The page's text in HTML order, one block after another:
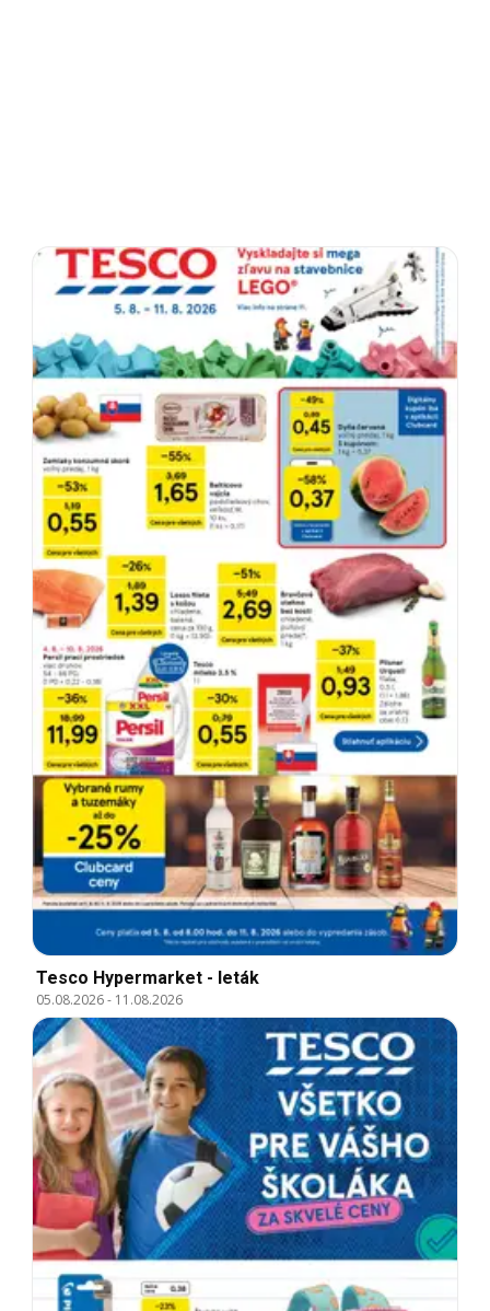
Tesco Hypermarket - leták
05.08.2026- 11.08.2026